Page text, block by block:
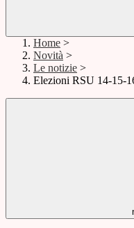
Home >
Novità >
Le notizie >
Elezioni RSU 14-15-